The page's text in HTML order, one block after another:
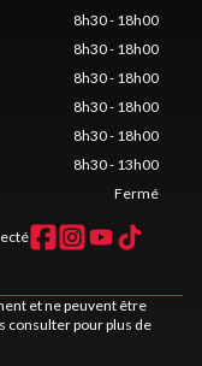
8h30 - 18h00
8h30 - 18h00
8h30 - 18h00
8h30 - 18h00
8h30 - 18h00
8h30 - 13h00
Fermé
et ne peuvent être
consulter pour plus de